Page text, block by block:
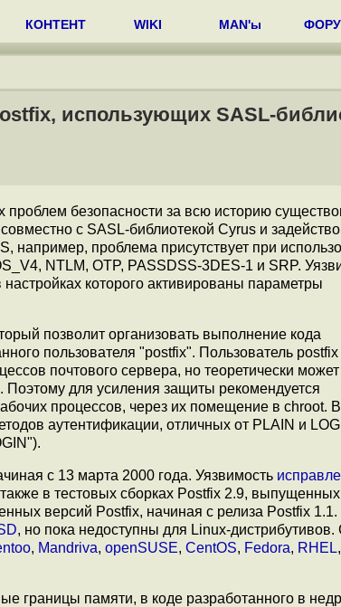
КОНТЕНТ WIKI MAN'ы
использующих SASL-
проблем безопасности за всю историю
с SASL-библиотекой Cyrus и
например, проблема присутствует при
NTLM, OTP, PASSDSS-3DES-1 и SRP.
которого активированы параметры
позволит организовать выполнение кода
пользователя "postfix". Пользователь postfix
почтового сервера, но теоретически
Поэтому для усиления защиты рекомендуется
процессов, через их помещение в chroot. В
аутентификации, отличных от PLAIN и
с 13 марта 2000 года. Уязвимость
в тестовых сборках Postfix 2.9,
версий Postfix, начиная с релиза Postfix 1.1.
, но пока недоступны для Linux-дистрибутивов.
, Mandriva, openSUSE, CentOS, Fedora, RHEL,
границы памяти, в коде разработанного в